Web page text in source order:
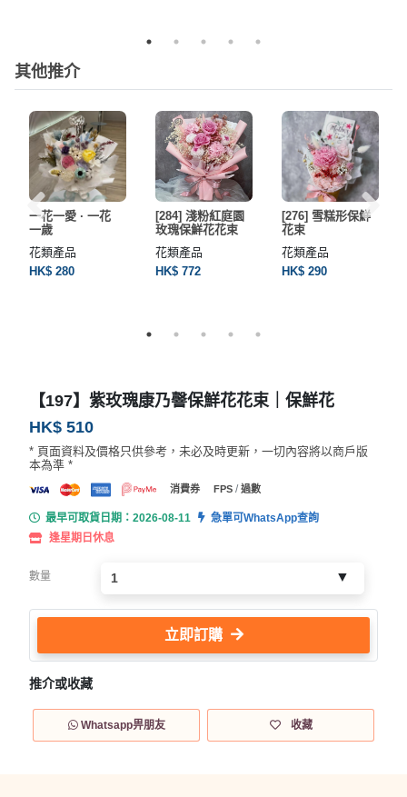
其他推介
一花一愛 · 一花
一歲
花類產品
HK$ 280
[284] 淺粉紅庭園
玫瑰保鮮花花束
花類產品
HK$ 772
[276] 雪糕形保鮮
花束
花類產品
HK$ 290
【197】紫玫瑰康乃韾保鮮花花束｜保鮮花
HK$ 510
* 頁面資料及價格只供參考，未必及時更新，一切內容將以商戶版
本為準 *
消費券 FPS / 過數
最早可取貨日期：2026-08-11
急單可WhatsApp查詢
逢星期日休息
數量
立即訂購
推介或收藏
Whatsapp畀朋友 收藏